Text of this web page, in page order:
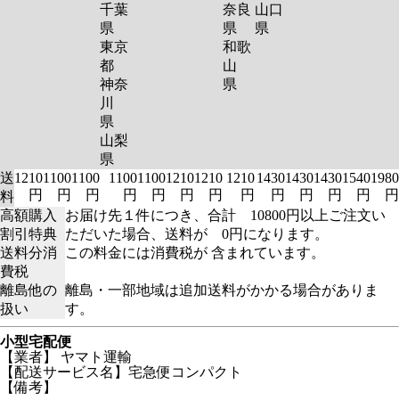
千葉
県
東京
都
神奈
川
県
山梨
県
奈良
県
和歌
山
県
山口
県
送
料
1210
円
1100
円
1100
円
1100
円
1100
円
1210
円
1210
円
1210
円
1430
円
1430
円
1430
円
1540
円
1980
円
高額購入
割引特典
お届け先１件につき、合計 10800円以上ご注文い
ただいた場合、送料が 0円になります。
送料分消
費税
この料金には消費税が 含まれています。
離島他の
扱い
離島・一部地域は追加送料がかかる場合がありま
す。
小型宅配便
【業者】 ヤマト運輸
【配送サービス名】宅急便コンパクト
【備考】